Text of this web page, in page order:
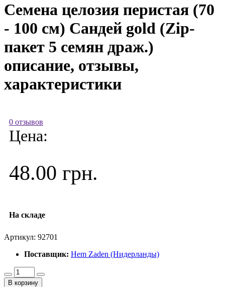
Семена целозия перистая (70
- 100 см) Сандей gold (Zip-
пакет 5 семян драж.)
описание, отзывы,
характеристики
0 отзывов
Цена:
48.00 грн.
На складе
Артикул: 92701
Поставщик: Hem Zaden (Нидерланды)
В корзину